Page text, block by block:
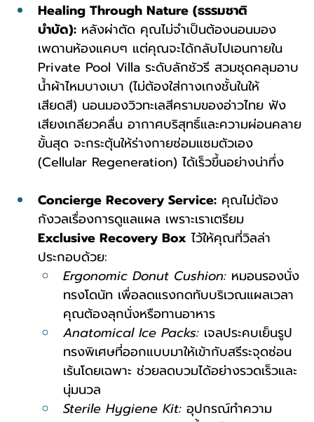
Healing Through Nature (ธรรมชาติ
บำบัด): หลังผ่าตัด คุณไม่จำเป็นต้องนอนมอง
เพดานห้องแคบๆ แต่คุณจะได้กลับไปเอนกายใน
Private Pool Villa ระดับลักชัวรี สวมชุดคลุมอาบ
น้ำผ้าไหมบางเบา (ไม่ต้องใส่กางเกงชั้นในให้
เสียดสี) นอนมองวิวทะเลสีครามของอ่าวไทย ฟัง
เสียงเกลียวคลื่น อากาศบริสุทธิ์และความผ่อนคลาย
ขั้นสุด จะกระตุ้นให้ร่างกายซ่อมแซมตัวเอง
(Cellular Regeneration) ได้เร็วขึ้นอย่างน่าทึ่ง
Concierge Recovery Service: คุณไม่ต้อง
กังวลเรื่องการดูแลแผล เพราะเราเตรียม
Exclusive Recovery Box ไว้ให้คุณที่วิลล่า
ประกอบด้วย:
Ergonomic Donut Cushion: หมอนรองนั่ง
ทรงโดนัท เพื่อลดแรงกดทับบริเวณแผลเวลา
คุณต้องลุกนั่งหรือทานอาหาร
Anatomical Ice Packs: เจลประคบเย็นรูป
ทรงพิเศษที่ออกแบบมาให้เข้ากับสรีระจุดซ่อน
เร้นโดยเฉพาะ ช่วยลดบวมได้อย่างรวดเร็วและ
นุ่มนวล
Sterile Hygiene Kit: อุปกรณ์ทำความ